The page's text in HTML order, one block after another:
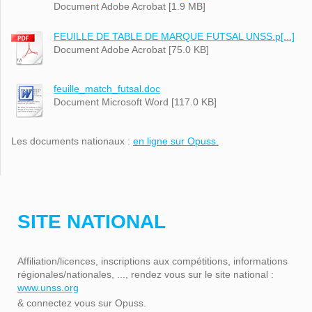
Document Adobe Acrobat [1.9 MB]
FEUILLE DE TABLE DE MARQUE FUTSAL UNSS.p[...]
Document Adobe Acrobat [75.0 KB]
feuille_match_futsal.doc
Document Microsoft Word [117.0 KB]
Les documents nationaux : en ligne sur Opuss.
SITE NATIONAL
Affiliation/licences, inscriptions aux compétitions, informations
régionales/nationales, ..., rendez vous sur le site national :
www.unss.org
& connectez vous sur Opuss.